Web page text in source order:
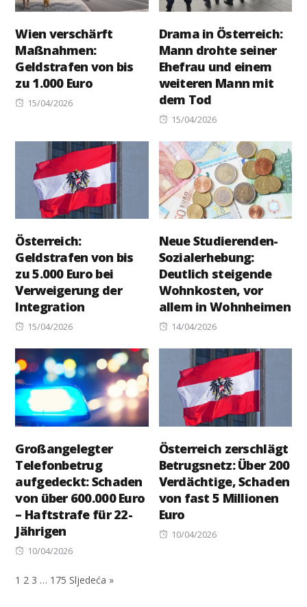
Wien verschärft
Maßnahmen:
Geldstrafen von bis
zu 1.000 Euro
Posted
15/04/2026
Drama in Österreich:
Mann drohte seiner
Ehefrau und einem
weiteren Mann mit
dem Tod
Posted
15/04/2026
Österreich:
Geldstrafen von bis
zu 5.000 Euro bei
Verweigerung der
Integration
Posted
15/04/2026
Neue Studierenden-
Sozialerhebung:
Deutlich steigende
Wohnkosten, vor
allem in Wohnheimen
Posted
14/04/2026
Großangelegter
Telefonbetrug
aufgedeckt: Schaden
von über 600.000 Euro
– Haftstrafe für 22-
Jährigen
Posted
10/04/2026
Österreich zerschlägt
Betrugsnetz: Über 200
Verdächtige, Schaden
von fast 5 Millionen
Euro
Posted
10/04/2026
1 2 3 … 175 Sljedeća »